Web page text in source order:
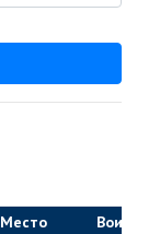
Место